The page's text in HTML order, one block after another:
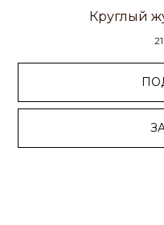
Круглый